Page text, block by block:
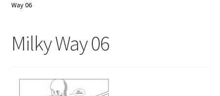
Shop
Way 06
Milky Way 06